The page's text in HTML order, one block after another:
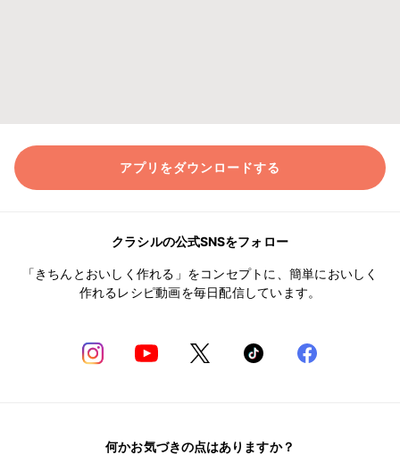
アプリをダウンロードする
クラシルの公式SNSをフォロー
「きちんとおいしく作れる」をコンセプトに、簡単においしく
作れるレシピ動画を毎日配信しています。
何かお気づきの点はありますか？